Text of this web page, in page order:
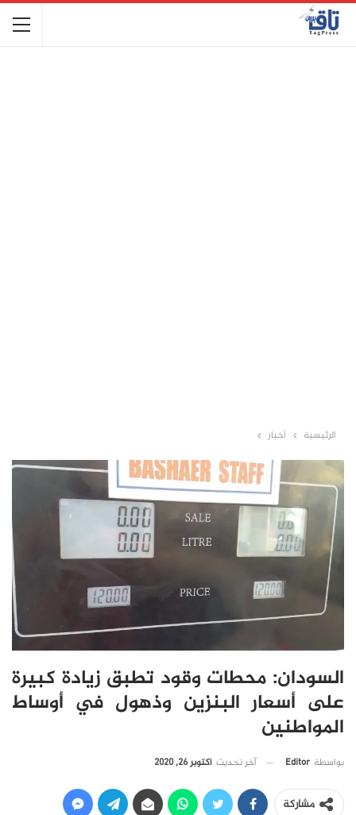
الرئيسية أخبار
السودان: محطات وقود تطبق زيادة كبيرة
على أسعار البنزين وذهول في أوساط
المواطنين
بواسطة Editor آخر تحديث أكتوبر 26, 2020
مشاركة